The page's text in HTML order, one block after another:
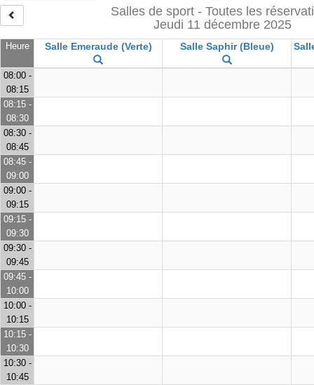
Salles de sport - Toutes les
Jeudi 11 décembre 2025
Heure Salle Emeraude (Verte) Salle Saphir (Bleue)
08:00 -
08:15
08:15 -
08:30
08:30 -
08:45
08:45 -
09:00
09:00 -
09:15
09:15 -
09:30
09:30 -
09:45
09:45 -
10:00
10:00 -
10:15
10:15 -
10:30
10:30 -
10:45